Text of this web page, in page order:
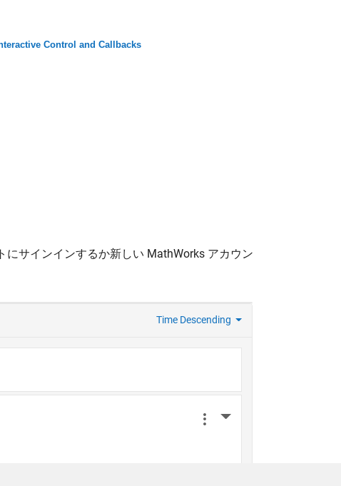
Control and Callbacks
にサインインするか新しい MathWorks アカウン